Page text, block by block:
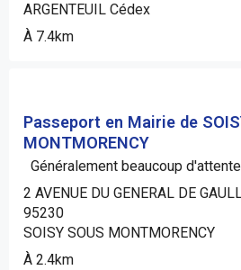
ARGENTEUIL Cédex
À 7.4km
Passeport en Mairie de
MONTMORENCY
Généralement beaucoup d'attente
2 AVENUE DU GENERAL DE
95230
SOISY SOUS MONTMORENCY
À 2.4km